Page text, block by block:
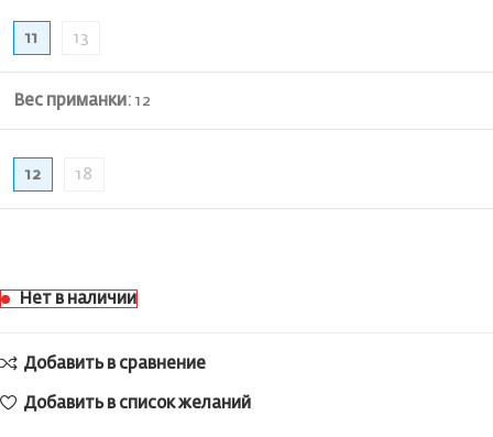
11 13
Вес приманки: 12
12 18
Нет в наличии
Добавить в сравнение
Добавить в список желаний